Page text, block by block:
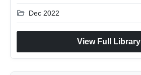
folder_open Dec 2022
View Full Library